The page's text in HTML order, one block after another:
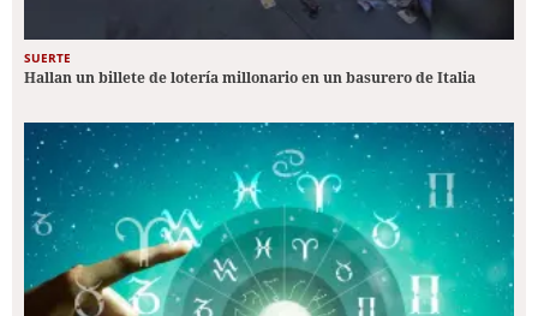
SUERTE
Hallan un billete de lotería millonario en un basurero de Italia